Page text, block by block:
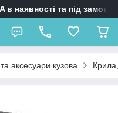
в наявності та під
аксесуари кузова